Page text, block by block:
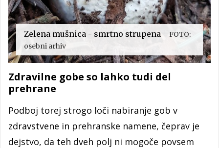
Zelena mušnica - smrtno strupena
FOTO:
osebni arhiv
Zdravilne gobe so lahko tudi del
prehrane
Podboj torej strogo loči nabiranje gob v
zdravstvene in prehranske namene, čeprav je
dejstvo, da teh dveh polj ni mogoče povsem